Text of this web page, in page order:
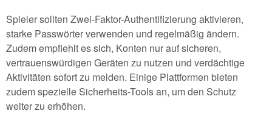
Spieler sollten Zwei-Faktor-Authentifizierung aktivieren,
starke Passwörter verwenden und regelmäßig ändern.
Zudem empfiehlt es sich, Konten nur auf sicheren,
vertrauenswürdigen Geräten zu nutzen und verdächtige
Aktivitäten sofort zu melden. Einige Plattformen bieten
zudem spezielle Sicherheits-Tools an, um den Schutz
weiter zu erhöhen.